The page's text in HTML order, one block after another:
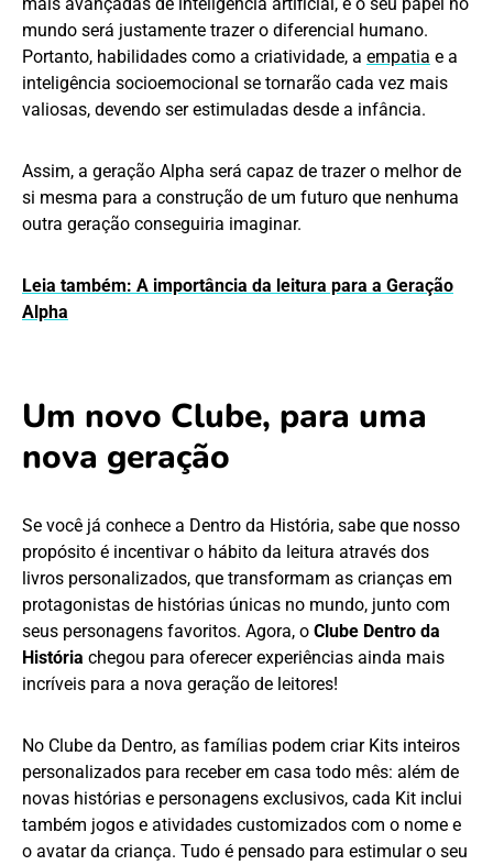
mundo será justamente trazer o diferencial humano.
Portanto, habilidades como a criatividade, a empatia e a
inteligência socioemocional se tornarão cada vez mais
valiosas, devendo ser estimuladas desde a infância.
Assim, a geração Alpha será capaz de trazer o melhor de
si mesma para a construção de um futuro que nenhuma
outra geração conseguiria imaginar.
Leia também: A importância da leitura para a Geração
Alpha
Um novo Clube, para uma
nova geração
Se você já conhece a Dentro da História, sabe que nosso
propósito é incentivar o hábito da leitura através dos
livros personalizados, que transformam as crianças em
protagonistas de histórias únicas no mundo, junto com
seus personagens favoritos. Agora, o Clube Dentro da
História chegou para oferecer experiências ainda mais
incríveis para a nova geração de leitores!
No Clube da Dentro, as famílias podem criar Kits inteiros
personalizados para receber em casa todo mês: além de
novas histórias e personagens exclusivos, cada Kit inclui
também jogos e atividades customizados com o nome e
o avatar da criança. Tudo é pensado para estimular o seu